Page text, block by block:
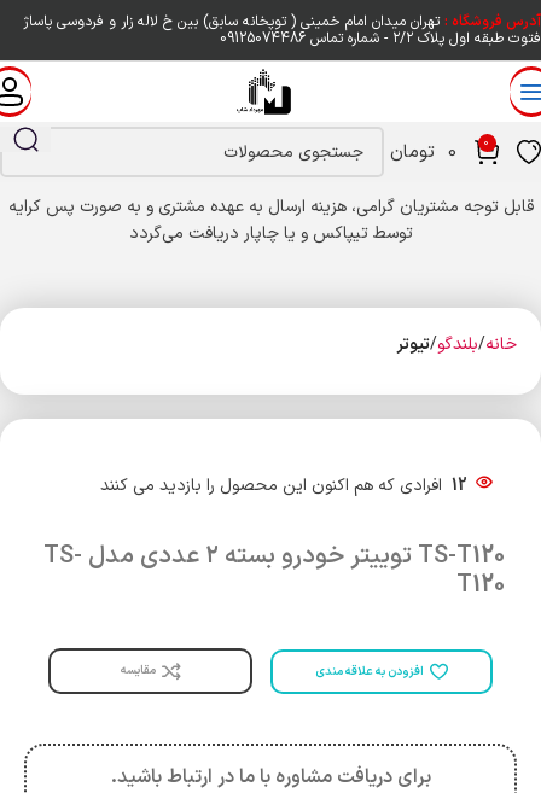
آدرس فروشگاه :تهران میدان امام خمینی ( توپخانه سابق) بین خ لاله زار و فردوسی پاساژ
فتوت طبقه اول پلاک ۲/۲ - شماره تماس 09125074486
0
0 تومان
قابل توجه مشتریان گرامی، هزینه ارسال به عهده مشتری و به صورت پس کرایه
توسط تیپاکس و یا چاپار دریافت می‌گردد
خانه بلندگو تیوتر
12 افرادی که هم اکنون این محصول را بازدید می کنند
TS-T120 توییتر خودرو بسته ۲ عددی مدل TS-
T120
افزودن به علاقه مندی مقایسه
برای دریافت مشاوره با ما در ارتباط باشید.